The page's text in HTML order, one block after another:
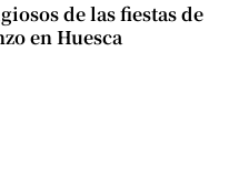
de las fiestas de
en Huesca